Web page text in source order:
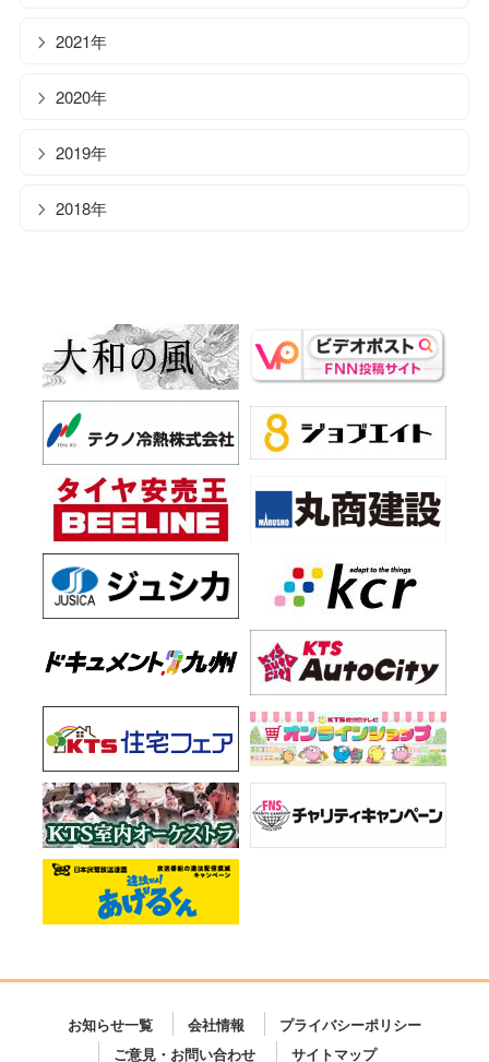
2021年
2020年
2019年
2018年
お知らせ一覧 会社情報
プライバシーポリシー
ご意見・お問い合わせ
サイトマップ